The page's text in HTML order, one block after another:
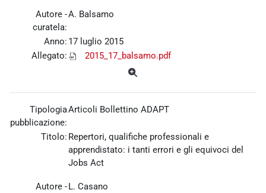
Autore -
curatela:
A. Balsamo
Anno: 17 luglio 2015
Allegato:
2015_17_balsamo.pdf
Tipologia
pubblicazione:
Articoli Bollettino ADAPT
Titolo: Repertori, qualifiche professionali e
apprendistato: i tanti errori e gli equivoci del
Jobs Act
Autore -L. Casano